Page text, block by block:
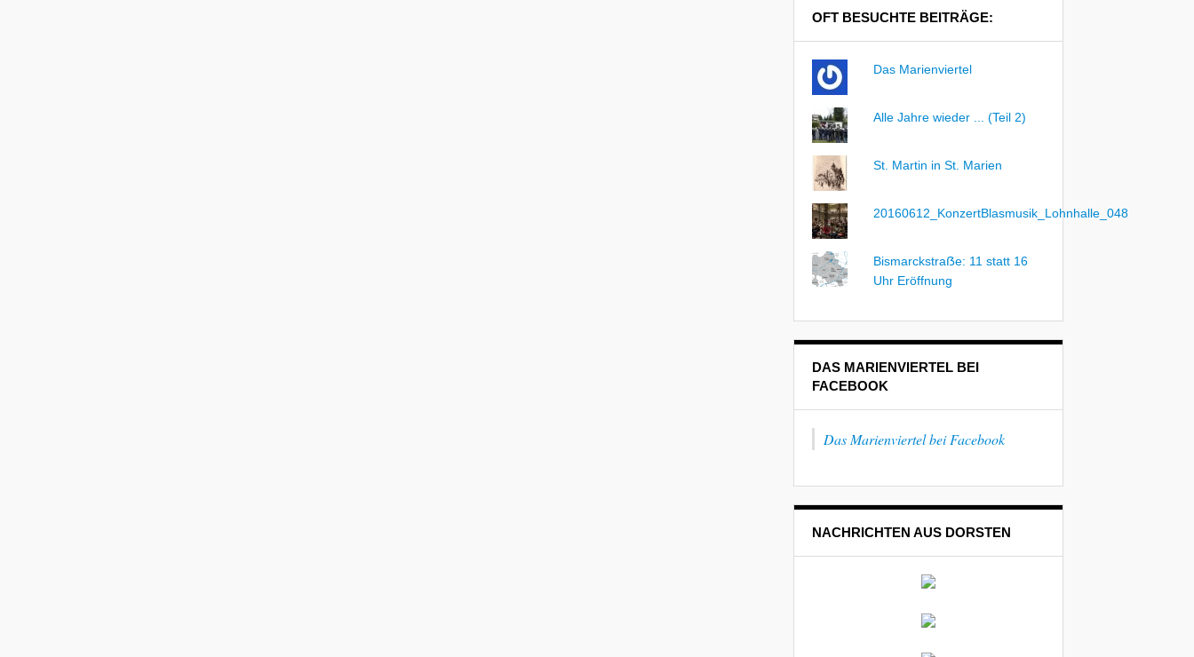
OFT BESUCHTE BEITRÄGE:
Das Marienviertel
Alle Jahre wieder ... (Teil 2)
St. Martin in St. Marien
20160612_KonzertBlasmusik_Lohnhalle_048
Bismarckstraẞe: 11 statt 16
Uhr Eröffnung
DAS MARIENVIERTEL BEI
FACEBOOK
Das Marienviertel bei Facebook
NACHRICHTEN AUS DORSTEN